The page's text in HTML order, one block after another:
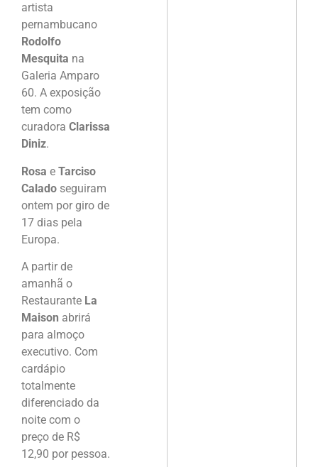
artista
pernambucano
Rodolfo
Mesquita na
Galeria Amparo
60. A exposição
tem como
curadora Clarissa
Diniz.
Rosa e Tarciso
Calado seguiram
ontem por giro de
17 dias pela
Europa.
A partir de
amanhã o
Restaurante La
Maison abrirá
para almoço
executivo. Com
cardápio
totalmente
diferenciado da
noite com o
preço de R$
12,90 por pessoa.